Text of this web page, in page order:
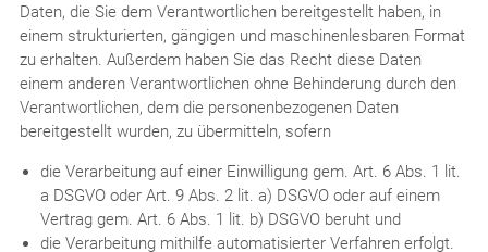
Daten, die Sie dem Verantwortlichen bereitgestellt haben, in
einem strukturierten, gängigen und maschinenlesbaren Format
zu erhalten. Außerdem haben Sie das Recht diese Daten
einem anderen Verantwortlichen ohne Behinderung durch den
Verantwortlichen, dem die personenbezogenen Daten
bereitgestellt wurden, zu übermitteln, sofern
die Verarbeitung auf einer Einwilligung gem. Art. 6 Abs. 1 lit.
a DSGVO oder Art. 9 Abs. 2 lit. a) DSGVO oder auf einem
Vertrag gem. Art. 6 Abs. 1 lit. b) DSGVO beruht und
die Verarbeitung mithilfe automatisierter Verfahren erfolgt.